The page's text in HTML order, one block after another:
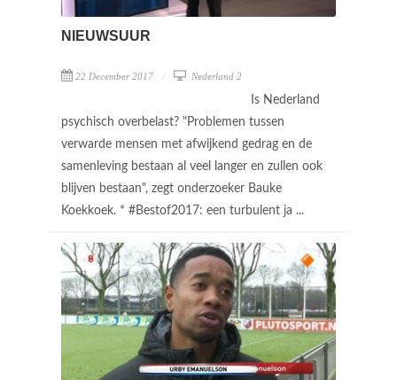
NIEUWSUUR
22 December 2017 Nederland 2
Is Nederland
psychisch overbelast? "Problemen tussen
verwarde mensen met afwijkend gedrag en de
samenleving bestaan al veel langer en zullen ook
blijven bestaan", zegt onderzoeker Bauke
Koekkoek. * #Bestof2017: een turbulent ja ...